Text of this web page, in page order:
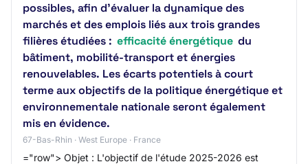
possibles, afin d'évaluer la dynamique des
marchés et des emplois liés aux trois grandes
filières étudiées : efficacité énergétique du
bâtiment, mobilité-transport et énergies
renouvelables. Les écarts potentiels à court
terme aux objectifs de la politique énergétique et
environnementale nationale seront également
mis en évidence.
67-Bas-Rhin · West Europe · France
="row"> Objet : L'objectif de l'étude 2025-2026 est